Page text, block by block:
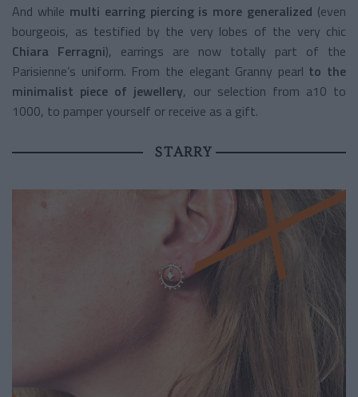
And while multi earring piercing is more generalized (even
bourgeois, as testified by the very lobes of the very chic
Chiara Ferragni), earrings are now totally part of the
Parisienne’s uniform. From the elegant Granny pearl to the
minimalist piece of jewellery, our selection from a10 to
1000, to pamper yourself or receive as a gift.
STARRY